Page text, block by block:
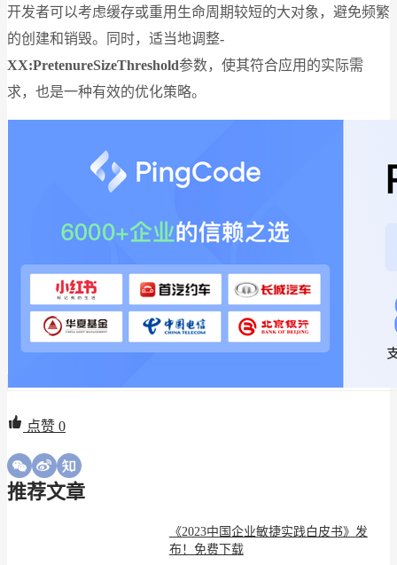
开发者可以考虑缓存或重用生命周期较短的大对象，避免频繁
的创建和销毁。同时，适当地调整-
XX:PretenureSizeThreshold参数，使其符合应用的实际需
求，也是一种有效的优化策略。
点赞 0
推荐文章
《2023中国企业敏捷实践白皮书》发
布！免费下载